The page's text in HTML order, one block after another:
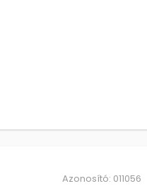
Azonosító: 011056